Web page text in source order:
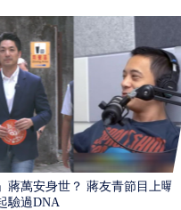
蔣萬安身世？ 蔣友青節目上曝：
驗過DNA